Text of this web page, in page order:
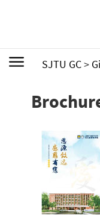
SJTU GC>